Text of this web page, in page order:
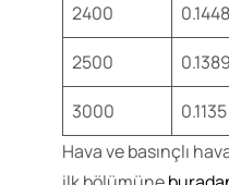
2400 0.1448
2500 0.1389
3000 0.1135
Hava ve basınçlı